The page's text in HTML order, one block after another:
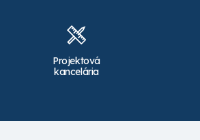
Projektová
kancelária